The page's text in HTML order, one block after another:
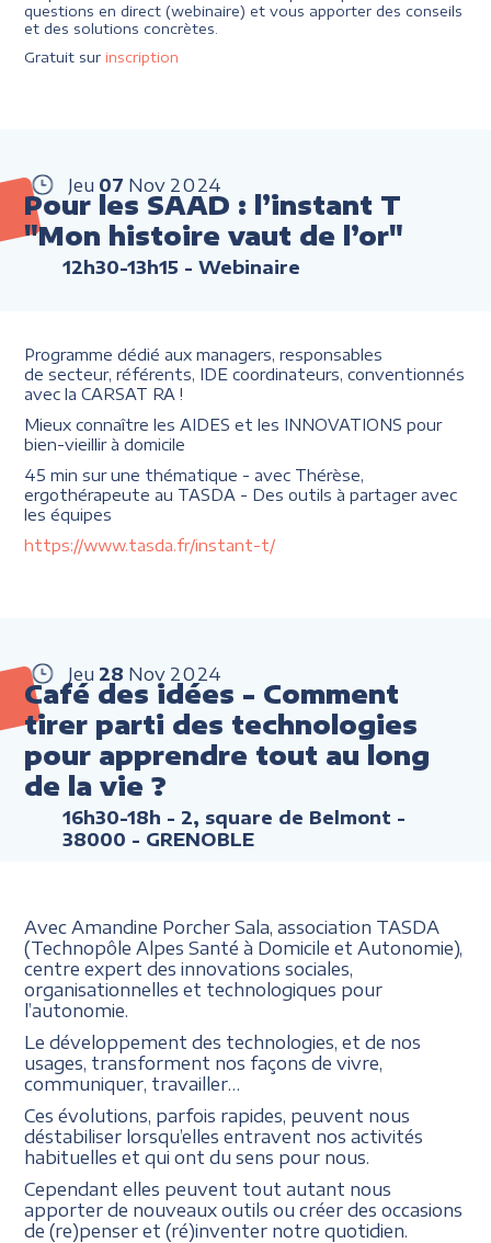
questions en direct (webinaire) et vous apporter des conseils
et des solutions concrètes.
Gratuit sur inscription
Jeu 07 Nov 2024
Pour les SAAD : l’instant T
"Mon histoire vaut de l’or"
12h30-13h15 - Webinaire
Programme dédié aux managers, responsables
de secteur, référents, IDE coordinateurs, conventionnés
avec la CARSAT RA !
Mieux connaître les AIDES et les INNOVATIONS pour
bien-vieillir à domicile
45 min sur une thématique - avec Thérèse,
ergothérapeute au TASDA - Des outils à partager avec
les équipes
https://www.tasda.fr/instant-t/
Jeu 28 Nov 2024
Café des idées - Comment
tirer parti des technologies
pour apprendre tout au long
de la vie ?
16h30-18h - 2, square de Belmont -
38000 - GRENOBLE
Avec Amandine Porcher Sala, association TASDA
(Technopôle Alpes Santé à Domicile et Autonomie),
centre expert des innovations sociales,
organisationnelles et technologiques pour
l’autonomie.
Le développement des technologies, et de nos
usages, transforment nos façons de vivre,
communiquer, travailler…
Ces évolutions, parfois rapides, peuvent nous
déstabiliser lorsqu’elles entravent nos activités
habituelles et qui ont du sens pour nous.
Cependant elles peuvent tout autant nous
apporter de nouveaux outils ou créer des occasions
de (re)penser et (ré)inventer notre quotidien.